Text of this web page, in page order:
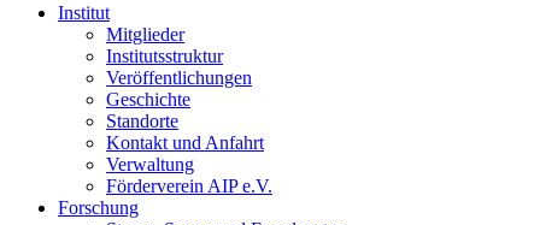
Institut
Mitglieder
Institutsstruktur
Veröffentlichungen
Geschichte
Standorte
Kontakt und Anfahrt
Verwaltung
Förderverein AIP e.V.
Forschung